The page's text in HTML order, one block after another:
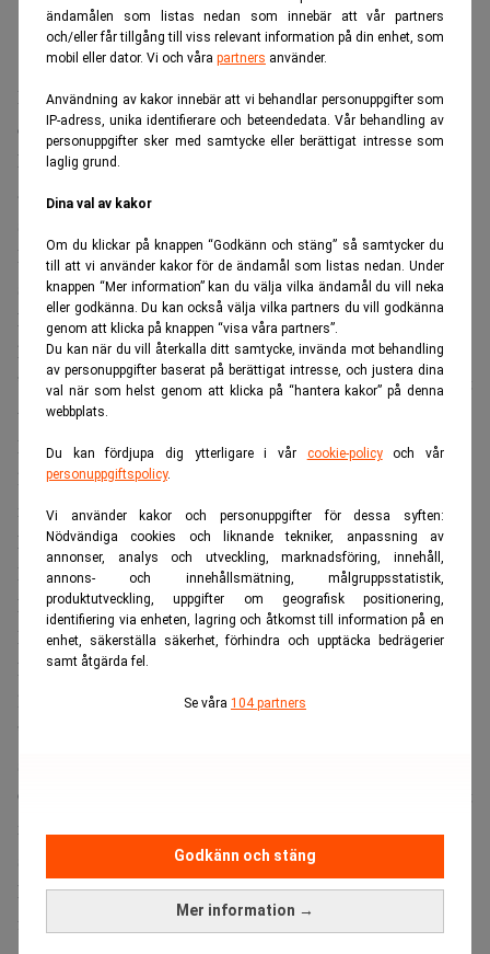
ändamålen som listas nedan som innebär att vår partners
och/eller får tillgång till viss relevant information på din enhet, som
mobil eller dator. Vi och våra partners använder.
Användning av kakor innebär att vi behandlar personuppgifter som
IP-adress, unika identifierare och beteendedata. Vår behandling av
personuppgifter sker med samtycke eller berättigat intresse som
laglig grund.
Dina val av kakor
Om du klickar på knappen “Godkänn och stäng” så samtycker du
till att vi använder kakor för de ändamål som listas nedan. Under
knappen “Mer information” kan du välja vilka ändamål du vill neka
eller godkänna. Du kan också välja vilka partners du vill godkänna
genom att klicka på knappen “visa våra partners”.
Du kan när du vill återkalla ditt samtycke, invända mot behandling
av personuppgifter baserat på berättigat intresse, och justera dina
val när som helst genom att klicka på “hantera kakor” på denna
webbplats.
Du kan fördjupa dig ytterligare i vår cookie-policyoch vår
personuppgiftspolicy.
Vi använder kakor och personuppgifter för dessa syften:
Nödvändiga cookies och liknande tekniker, anpassning av
annonser, analys och utveckling, marknadsföring, innehåll,
annons- och innehållsmätning, målgruppsstatistik,
produktutveckling, uppgifter om geografisk positionering,
identifiering via enheten, lagring och åtkomst till information på en
enhet, säkerställa säkerhet, förhindra och upptäcka bedrägerier
samt åtgärda fel.
Se våra 104 partners
Mer information →
Godkänn och stäng
I intervjun återkommerWarren Buffetttill hur tidiga
omständigheter påverkade hans livsval och möjligheter.
Eftersom fadern var börsmäklare var det naturligt att
aktiemarknaden fanns nära. Buffet minns att han gjorde
De tidiga erfarenheterna och små besluten växte så
småningom till ett imperium värt 147 miljarder dollar.
När han summerar sin bana återkommer Buffett till att han
haft en ovanligt stor tur.
”Av åtta miljarder människor kan jag vara en av de tio mest
tursamma”, säger han till
Resonemanget knyter an till det han kallar ”ovarian
lottery”, tanken att födselns omständigheter ofta avgör
mer än hårt arbete.
Läs också:Tomma stolar när Abel tar över efter Buffett.
Realtid
Ett löfte att ge bort 99 procent
Buffett har länge kopplat sin syn på tur till sin filantropi.
Redan 2010 skrev han under ”The Giving Pledge”, ett
löfte att skänka bort 99 procent av sin förmögenhet till
”andras hälsa och välfärd”, rapporterar
Gates Foundation är en av förmånstagarna som fått ta emot
mer än 47 miljarder dollar över åren. Men i årets utdelning
saknas stiftelsen helt. Fortune uppger att att beslutet
kopplas tillBill Gatessamröre med den dömde
finansmannen
Jeffrey Epstein.